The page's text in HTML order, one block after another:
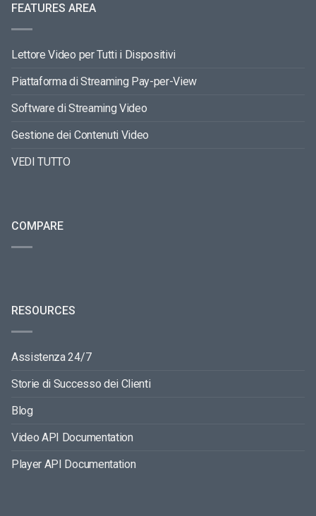
FEATURES AREA
Lettore Video per Tutti i Dispositivi
Piattaforma di Streaming Pay-per-View
Software di Streaming Video
Gestione dei Contenuti Video
VEDI TUTTO
COMPARE
RESOURCES
Assistenza 24/7
Storie di Successo dei Clienti
Blog
Video API Documentation
Player API Documentation